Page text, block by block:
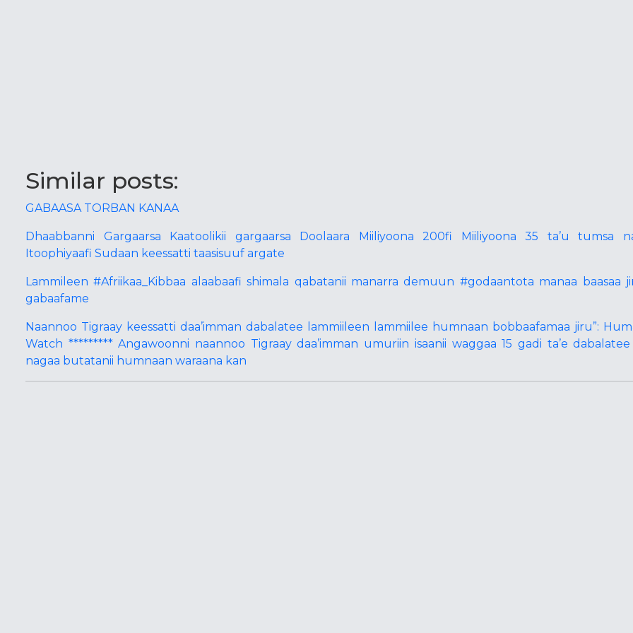
Similar posts:
GABAASA TORBAN KANAA
Dhaabbanni Gargaarsa Kaatoolikii gargaarsa Doolaara Miiliyoona 200fi Miiliyoona 35 ta’u tumsa
Itoophiyaafi Sudaan keessatti taasisuuf argate
Lammileen #Afriikaa_Kibbaa alaabaafi shimala qabatanii manarra demuun #godaantota manaa baasaa
gabaafame
Naannoo Tigraay keessatti daa’imman dabalatee lammiileen lammiilee humnaan bobbaafamaa jiru”:
Watch ********* Angawoonni naannoo Tigraay daa’imman umuriin isaanii waggaa 15 gadi ta’e
nagaa butatanii humnaan waraana kan